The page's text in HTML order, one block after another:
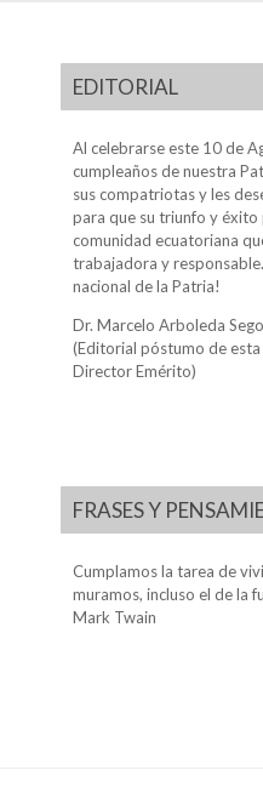
EDITORIAL
Al celebrarse este 10 de
cumpleaños de nuestra
sus compatriotas y les
para que su triunfo y éxito
comunidad ecuatoriana
trabajadora y
nacional de la Patria!
Dr. Marcelo Arboleda
(Editorial póstumo de
Director Emérito)
FRASES Y
Cumplamos la tarea de
muramos, incluso el de la
Mark Twain